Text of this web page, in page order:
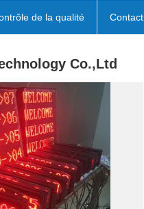
de la qualité Contact
Co.,Ltd